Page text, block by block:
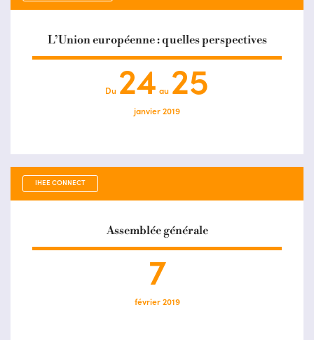
L’Union européenne : quelles perspectives
Du 24 au 25
janvier 2019
IHEE CONNECT
Assemblée générale
7
février 2019